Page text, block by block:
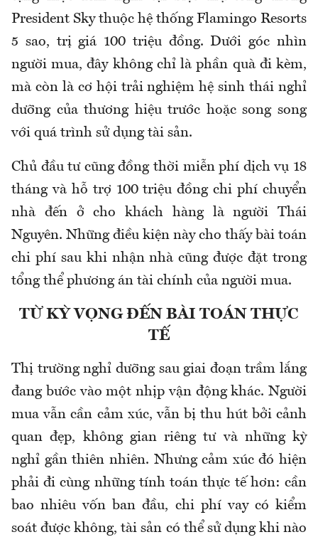
President Sky thuộc hệ thống Flamingo Resorts
5 sao, trị giá 100 triệu đồng. Dưới góc nhìn
người mua, đây không chỉ là phần quà đi kèm,
mà còn là cơ hội trải nghiệm hệ sinh thái nghỉ
dưỡng của thương hiệu trước hoặc song song
với quá trình sử dụng tài sản.
Chủ đầu tư cũng đồng thời miễn phí dịch vụ 18
tháng và hỗ trợ 100 triệu đồng chi phí chuyển
nhà đến ở cho khách hàng là người Thái
Nguyên. Những điều kiện này cho thấy bài toán
chi phí sau khi nhận nhà cũng được đặt trong
tổng thể phương án tài chính của người mua.
TỪ KỲ VỌNG ĐẾN BÀI TOÁN THỰC
TẾ
Thị trường nghỉ dưỡng sau giai đoạn trầm lắng
đang bước vào một nhịp vận động khác. Người
mua vẫn cần cảm xúc, vẫn bị thu hút bởi cảnh
quan đẹp, không gian riêng tư và những kỳ
nghỉ gần thiên nhiên. Nhưng cảm xúc đó hiện
phải đi cùng những tính toán thực tế hơn: cần
bao nhiêu vốn ban đầu, chi phí vay có kiểm
soát được không, tài sản có thể sử dụng khi nào